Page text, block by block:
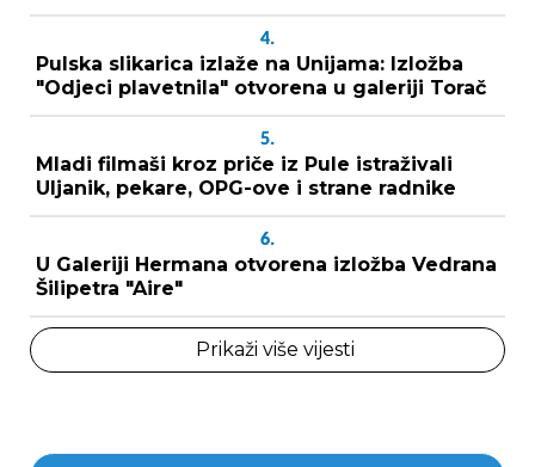
4.
Pulska slikarica izlaže na Unijama: Izložba
"Odjeci plavetnila" otvorena u galeriji Torač
5.
Mladi filmaši kroz priče iz Pule istraživali
Uljanik, pekare, OPG-ove i strane radnike
6.
U Galeriji Hermana otvorena izložba Vedrana
Šilipetra "Aire"
Prikaži više vijesti